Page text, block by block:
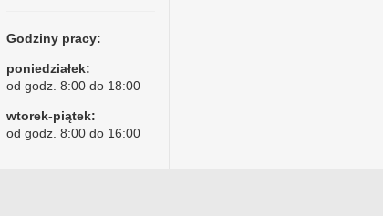
Godziny pracy:
poniedziałek:
od godz. 8:00 do 18:00
wtorek-piątek:
od godz. 8:00 do 16:00